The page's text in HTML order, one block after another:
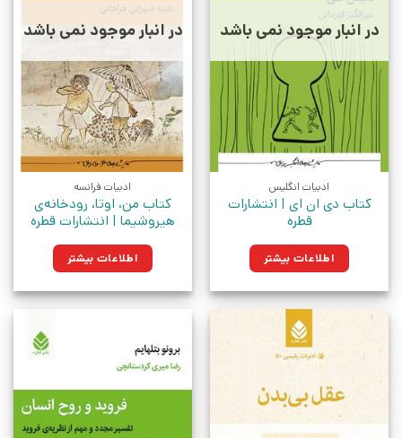
در انبار موجود نمی باشد
ادبیات انگلیس
کتاب دی ان ای | انتشارات
قطره
اطلاعات بیشتر
در انبار موجود نمی باشد
ادبیات فرانسه
کتاب من، اوتا، رودخانه‌ی
هیروشیما | انتشارات قطره
اطلاعات بیشتر